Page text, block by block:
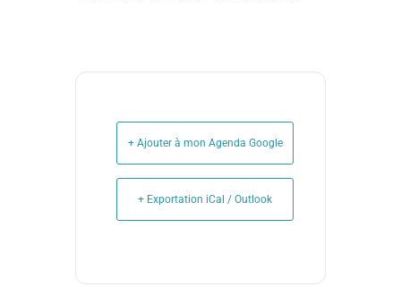
+ Ajouter à mon Agenda Google
+ Exportation iCal / Outlook